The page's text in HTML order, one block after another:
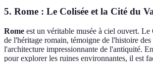
5. Rome : Le Colisée et la Cité du
Rome est un véritable musée à ciel ouvert. Le
de l'héritage romain, témoigne de l'histoire des
l'architecture impressionnante de l'antiquité.
pour explorer les ruines environnantes, il est